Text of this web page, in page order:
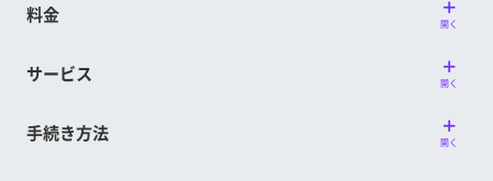
料金 開く
サービス 開く
手続き方法 開く